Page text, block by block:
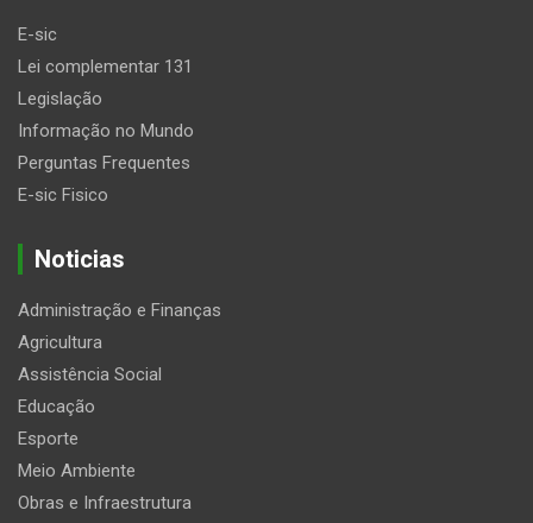
E-sic
Lei complementar 131
Legislação
Informação no Mundo
Perguntas Frequentes
E-sic Fisico
Noticias
Administração e Finanças
Agricultura
Assistência Social
Educação
Esporte
Meio Ambiente
Obras e Infraestrutura